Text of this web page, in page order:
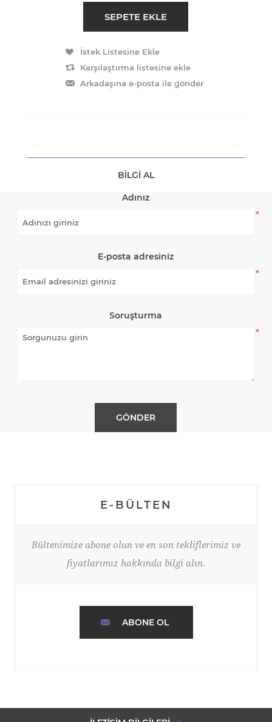
BILGI AL
Adınız
*
E-posta adresiniz
*
Soruşturma
*
E-BÜLTEN
Bültenimize abone olun ve en son tekliflerimiz ve
fiyatlarımız hakkında bilgi alın.
ABONE OL